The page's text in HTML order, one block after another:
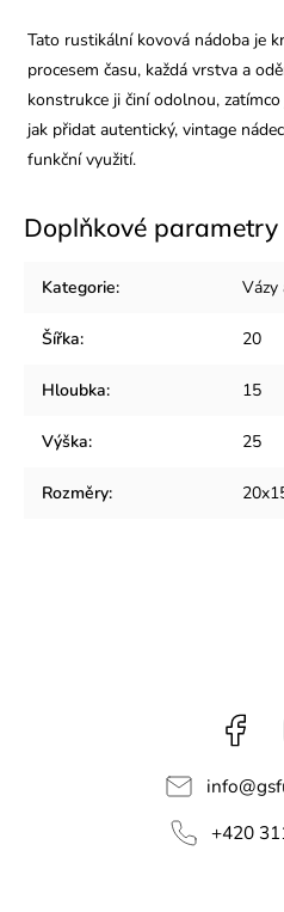
Tato rustikální kovová nádoba je
procesem času, každá vrstva a
konstrukce ji činí odolnou,
jak přidat autentický, vintage
funkční využití.
Doplňkové parametry
Kategorie: Vázy
Šířka: 20
Hloubka: 15
Výška: 25
Rozměry:
info@
+420